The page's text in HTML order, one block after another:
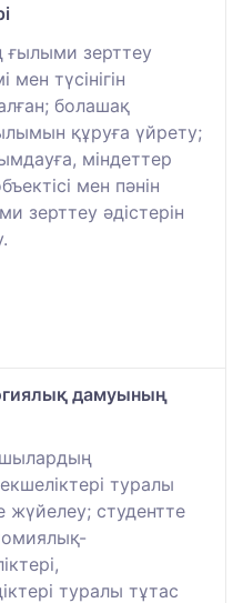
ғылыми зерттеу
мен түсінігін
болашақ
құруға үйрету;
міндеттер
мен пәнін
зерттеу әдістерін
дамуының
туралы
жүйелеу; студентте
туралы тұтас